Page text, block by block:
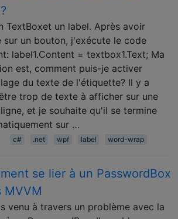
TextBoxet un label. Après avoir
sur un bouton, j'exécute le code
label1.Content = textbox1.Text; Ma
est, comment puis-je activer
du texte de l'étiquette? Il y a
trop de texte à afficher sur une
et je souhaite qu'il se termine
sur …
c# .net wpf label word-wrap
se lier à un PasswordBox
MVVM
venu à travers un problème avec la